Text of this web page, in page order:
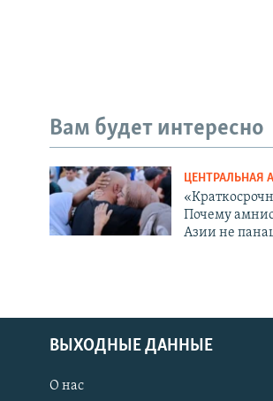
Вам будет интересно
ЦЕНТРАЛЬНАЯ
Почему
Азии не
ВЫХОДНЫЕ ДАННЫЕ
О нас